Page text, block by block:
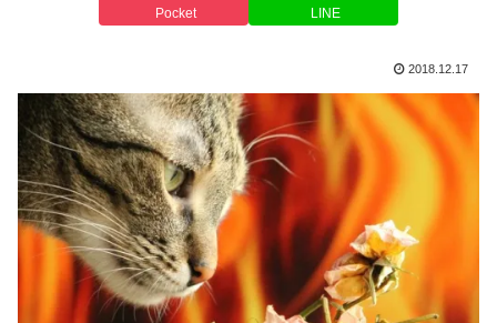
Pocket LINE
2018.12.17